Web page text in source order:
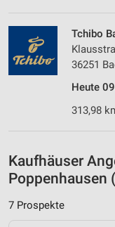
Tchibo
36251
Heute
313,98
Kaufhäuser
Poppenhausen
7 Prospekte
personalisierter
Messung der
Messung der
Analyse von
Entwicklung und
Verwendung
Inhalten